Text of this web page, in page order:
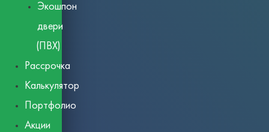
Экошпон
двери
(ПВХ)
Рассрочка
Калькулятор
Портфолио
Акции